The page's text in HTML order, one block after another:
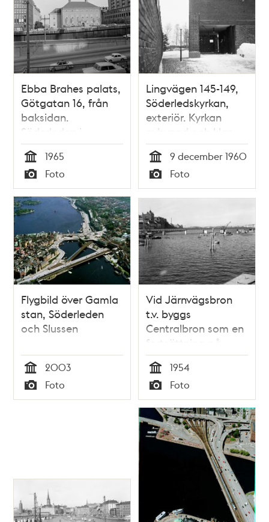
Ebba Brahes palats,
Götgatan 16, från
baksidan.
Söderleden i
förgrunden.
Tid
1965
Typ
Foto
Lingvägen 145-149,
Söderledskyrkan,
exteriör. Kyrkan
nybyggd och klar
för invigning 11
december
Tid
9 december 1960
Typ
Foto
Flygbild över Gamla
stan, Söderleden
och Slussen
Tid
2003
Typ
Foto
Vid Järnvägsbron
t.v. byggs
Centralbron som en
fortsättning på
trafikleden genom
Söderledstunneln
Tid
1954
Typ
Foto